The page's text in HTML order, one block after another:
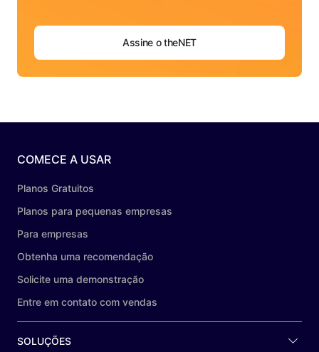
Assine o theNET
COMECE A USAR
Planos Gratuitos
Planos para pequenas empresas
Para empresas
Obtenha uma recomendação
Solicite uma demonstração
Entre em contato com vendas
SOLUÇÕES